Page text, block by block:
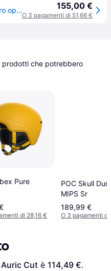
Casco da sci POC Auric Cut, nero opaco - Matt Black 155,00 €
O 3 pagamenti di 51,66 €
prodotti che potrebbero
Pure
di 28,16 €
POC Skull
MIPS Sr
189,99 €
O 3 pagamenti
Auric Cut è 114,49 €.